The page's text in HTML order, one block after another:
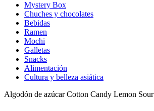
Mystery Box
Chuches y chocolates
Bebidas
Ramen
Mochi
Galletas
Snacks
Alimentación
Cultura y belleza asiática
Algodón de azúcar Cotton Candy Lemon Sour